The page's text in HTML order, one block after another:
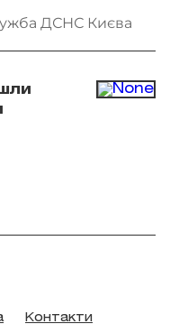
ДСНС Києва
Контакти